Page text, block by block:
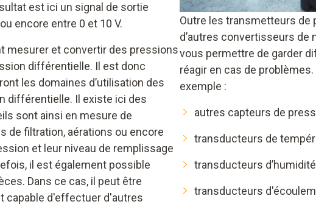
est ici un signal de sortie
encore entre 0 et 10 V.
mesurer et convertir des pressions
différentielle. Il est donc
les domaines d’utilisation des
différentielle. Il existe ici des
sont ainsi en mesure de
de filtration, aérations ou encore
et leur niveau de remplissage
il est également possible
Dans ce cas, il peut être
capable d'effectuer d'autres
Outre les transmetteurs
d’autres convertisseurs de
vous permettre de garder
réagir en cas de
exemple :
autres capteurs de
transducteurs de
transducteurs d’humidité
transducteurs